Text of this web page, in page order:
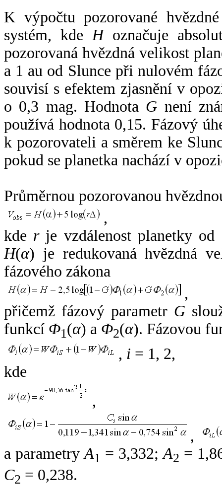
K výpočtu pozorované
systém, kde Hoznačuje
pozorovaná hvězdná velikost
a 1 au od Slunce při nulovém
souvisí s efektem zjasnění v
o 0,3 mag. Hodnota G není
používá hodnota 0,15. Fázový
k pozorovateli a směrem ke
pokud se planetka nachází v
Průměrnou pozorovanou
,
kde rje vzdálenost planetky od
H(α) je redukovaná hvězdná
fázového zákona
,
přičemž fázový parametr G
funkcí Φ1(α) a Φ2(α). Fázovou
, i = 1, 2,
kde
,
,
a parametryA1 = 3,332;A2 =
C2 = 0,238.